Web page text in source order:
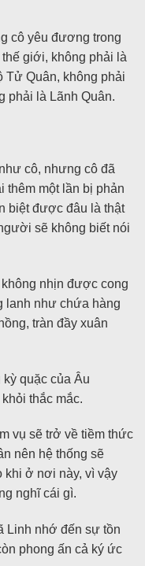
cô yêu đương trong
giới, không phải là
Tử Quân, không phải
phải là Lãnh Quân.
cô, nhưng cô đã
thêm một lần bị phản
biệt được đâu là thật
sẽ không biết nói
nhịn được cong
lanh như chứa hàng
tràn đầy xuân
kỳ quặc của Âu
thắc mắc.
vụ sẽ trở về tiềm thức
nên hệ thống sẽ
khi ở nơi này, vì vậy
nghĩ cái gì.
Linh nhớ đến sự tồn
phong ấn cả ký ức